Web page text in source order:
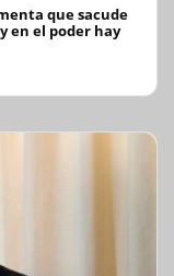
que sacude
en el poder hay